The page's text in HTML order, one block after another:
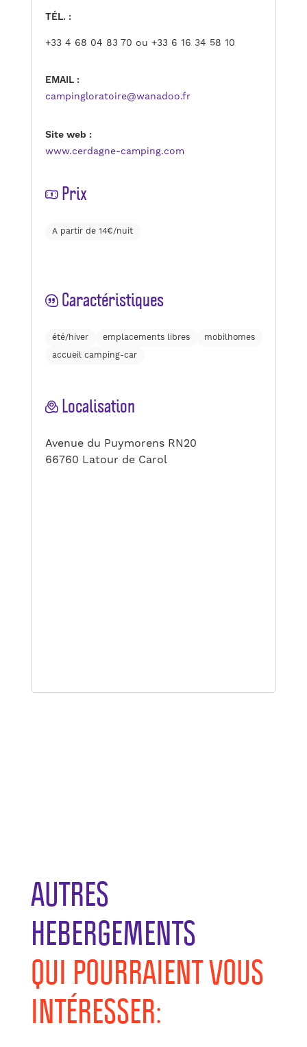
TÉL. :
+33 4 68 04 83 70 ou +33 6 16 34 58 10
EMAIL :
campingloratoire@wanadoo.fr
Site web :
www.cerdagne-camping.com
Prix
A partir de 14€/nuit
Caractéristiques
été/hiver emplacements libres
mobilhomes
accueil camping-car
Localisation
Avenue du Puymorens RN20
66760 Latour de Carol
AUTRES
HEBERGEMENTS
QUI POURRAIENT VOUS
INTÉRESSER: